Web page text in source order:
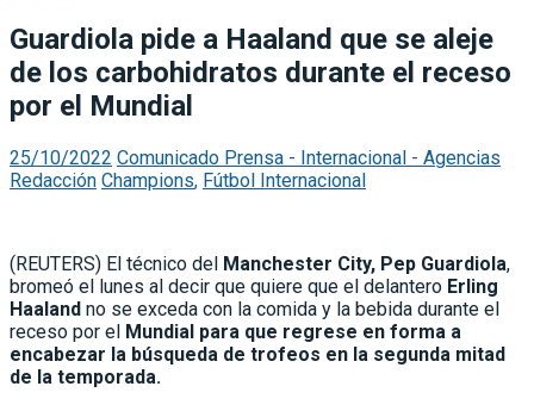
Guardiola pide a Haaland que se aleje
de los carbohidratos durante el receso
por el Mundial
25/10/2022 Comunicado Prensa - Internacional - Agencias
Redacción Champions, Fútbol Internacional
(REUTERS) El técnico del Manchester City, Pep Guardiola,
bromeó el lunes al decir que quiere que el delantero Erling
Haaland no se exceda con la comida y la bebida durante el
receso por el Mundial para que regrese en forma a
encabezar la búsqueda de trofeos en la segunda mitad
de la temporada.